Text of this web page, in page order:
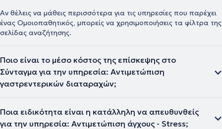
Αν θέλεις να μάθεις περισσότερα για τις υπηρεσίες που παρέχει
ένας Ομοιοπαθητικός, μπορείς να χρησιμοποιήσεις τα φίλτρα της
σελίδας αναζήτησης.
Ποιο είναι το μέσο κόστος της επίσκεψης στο
Σύνταγμα για την υπηρεσία: Αντιμετώπιση
γαστρεντερικών διαταραχών;
Ποια ειδικότητα είναι η κατάλληλη να απευθυνθείς
για την υπηρεσία: Αντιμετώπιση άγχους - Stress;